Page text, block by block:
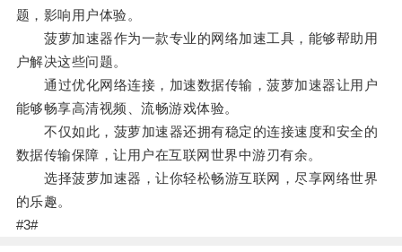
题，影响用户体验。
菠萝加速器作为一款专业的网络加速工具，能够帮助用
户解决这些问题。
通过优化网络连接，加速数据传输，菠萝加速器让用户
能够畅享高清视频、流畅游戏体验。
不仅如此，菠萝加速器还拥有稳定的连接速度和安全的
数据传输保障，让用户在互联网世界中游刃有余。
选择菠萝加速器，让你轻松畅游互联网，尽享网络世界
的乐趣。
#3#